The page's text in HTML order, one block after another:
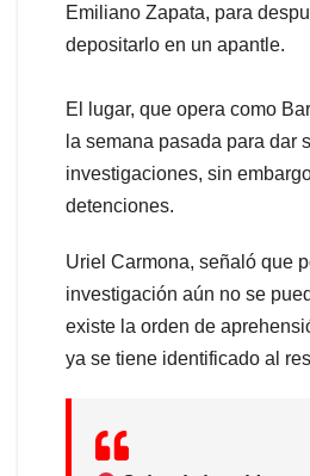
Emiliano Zapata, para
depositarlo en un apantle.
El lugar, que opera como
la semana pasada para dar
investigaciones, sin
detenciones.
Uriel Carmona, señaló que
investigación aún no se
existe la orden de
ya se tiene identificado al